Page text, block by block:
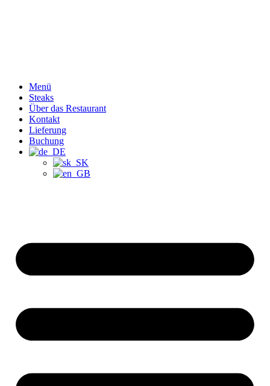
Menü
Steaks
Über das Restaurant
Kontakt
Lieferung
Buchung